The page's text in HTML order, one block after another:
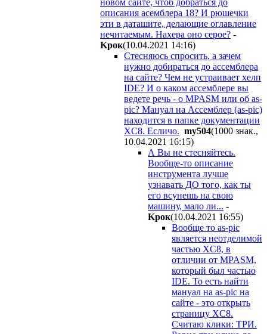
новом сайте, чтоб добраться до
описания асемблера 18? И рюшечки
эти в даташите, делающие оглавление
нечитаемым. Нахера оно серое? -
Kpoк(10.04.2021 14:16)
Стесняюсь спросить, а зачем
нужно добираться до ассемблера
на сайте? Чем не устраивает хелп
IDE? И о каком ассемблере вы
ведете речь - о MPASM или об as-
pic? Мануал на Ассемблер (as-pic)
находится в папке документации
XC8. Есличо. my504(1000 знак.,
10.04.2021 16:15)
А Вы не стесняйтесь.
Вообще-то описание
инструмента лучше
узнавать ДО того, как ты
его всунешь на свою
машину, мало ли... -
Kpoк(10.04.2021 16:55)
Вообще то as-pic
является неотделимой
частью XC8, в
отличии от MPASM,
который был частью
IDE. То есть найти
мануал на as-pic на
сайте - это открыть
страницу XC8.
Считаю клики: ТРИ.